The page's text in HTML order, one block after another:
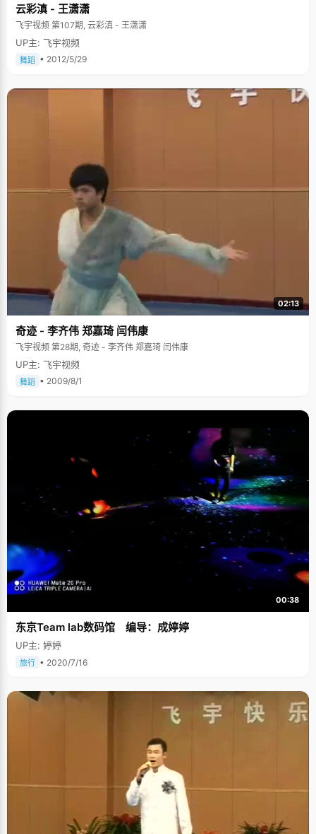
云彩滇 - 王潇潇
飞宇视频 第107期, 云彩滇 - 王潇潇
UP主: 飞宇视频
舞蹈 • 2012/5/29
02:13
奇迹 - 李齐伟 郑嘉琦 闫伟康
飞宇视频 第28期, 奇迹 - 李齐伟 郑嘉琦 闫伟康
UP主: 飞宇视频
舞蹈 • 2009/8/1
00:38
东京Team lab数码馆 编导：成婷婷
UP主: 婷婷
旅行 • 2020/7/16